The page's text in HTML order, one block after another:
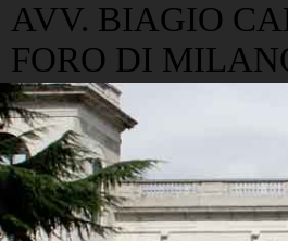
AVV. BIAGIO
FORO DI